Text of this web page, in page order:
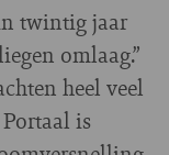
twintig jaar
omlaag.”
heel veel
is